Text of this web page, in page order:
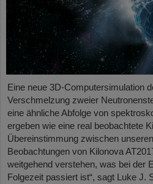
Eine neue 3D-Computersimulation
Verschmelzung zweier
eine ähnliche Abfolge von
ergeben wie eine real beobachtete
Übereinstimmung zwischen
Beobachtungen von Kilonova
weitgehend verstehen, was bei der
Folgezeit passiert ist“, sagt Luke J.